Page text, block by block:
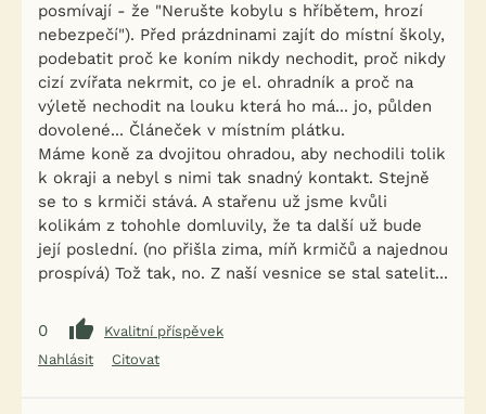
posmívají - že "Nerušte kobylu s hříbětem, hrozí
nebezpečí"). Před prázdninami zajít do místní školy,
podebatit proč ke koním nikdy nechodit, proč nikdy
cizí zvířata nekrmit, co je el. ohradník a proč na
výletě nechodit na louku která ho má... jo, půlden
dovolené... Článeček v místním plátku.
Máme koně za dvojitou ohradou, aby nechodili tolik
k okraji a nebyl s nimi tak snadný kontakt. Stejně
se to s krmiči stává. A stařenu už jsme kvůli
kolikám z tohohle domluvily, že ta další už bude
její poslední. (no přišla zima, míň krmičů a najednou
prospívá) Tož tak, no. Z naší vesnice se stal satelit...
0
Kvalitní příspěvek
Nahlásit
Citovat